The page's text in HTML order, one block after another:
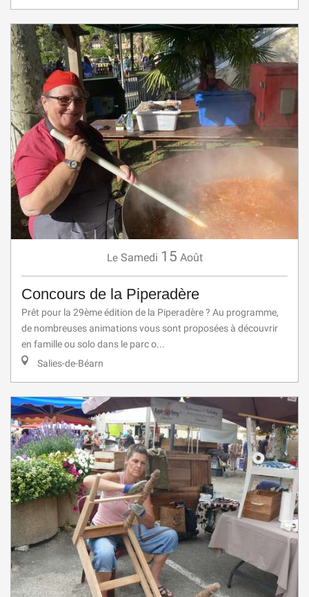
Le Samedi 15 Août
Concours de la Piperadère
Prêt pour la 29ème édition de la Piperadère ? Au programme,
de nombreuses animations vous sont proposées à découvrir
en famille ou solo dans le parc o...
Salies-de-Béarn